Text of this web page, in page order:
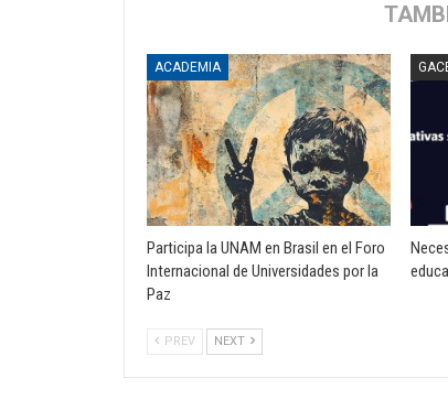
ACADEMIA
Participa la UNAM en Brasil en el Foro
Internacional de Universidades por la
Paz
PREV NEXT